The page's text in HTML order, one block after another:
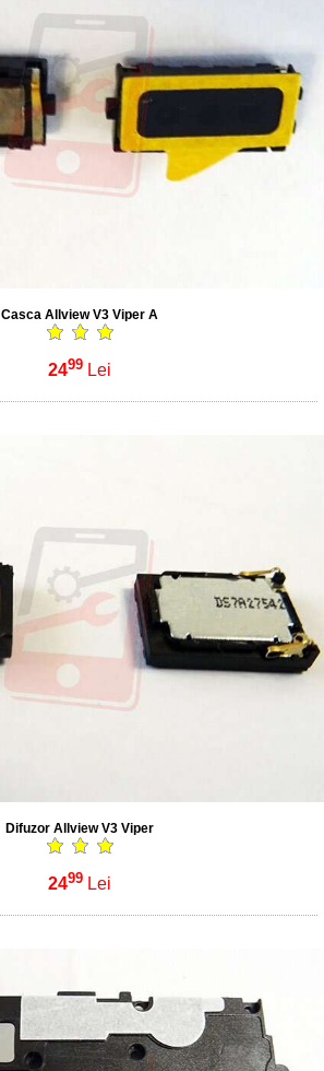
Casca Allview V3 Viper A
2499 Lei
Difuzor Allview V3 Viper
2499 Lei